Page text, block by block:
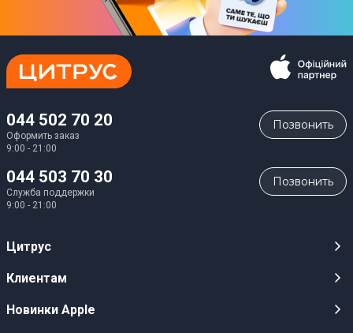
044 502 70 20
Оформить заказ
9:00 - 21:00
Позвонить
044 503 70 30
Служба поддержки
9:00 - 21:00
Позвонить
Цитрус
Карьера
Клиентам
Публичные оферты
Новинки Apple